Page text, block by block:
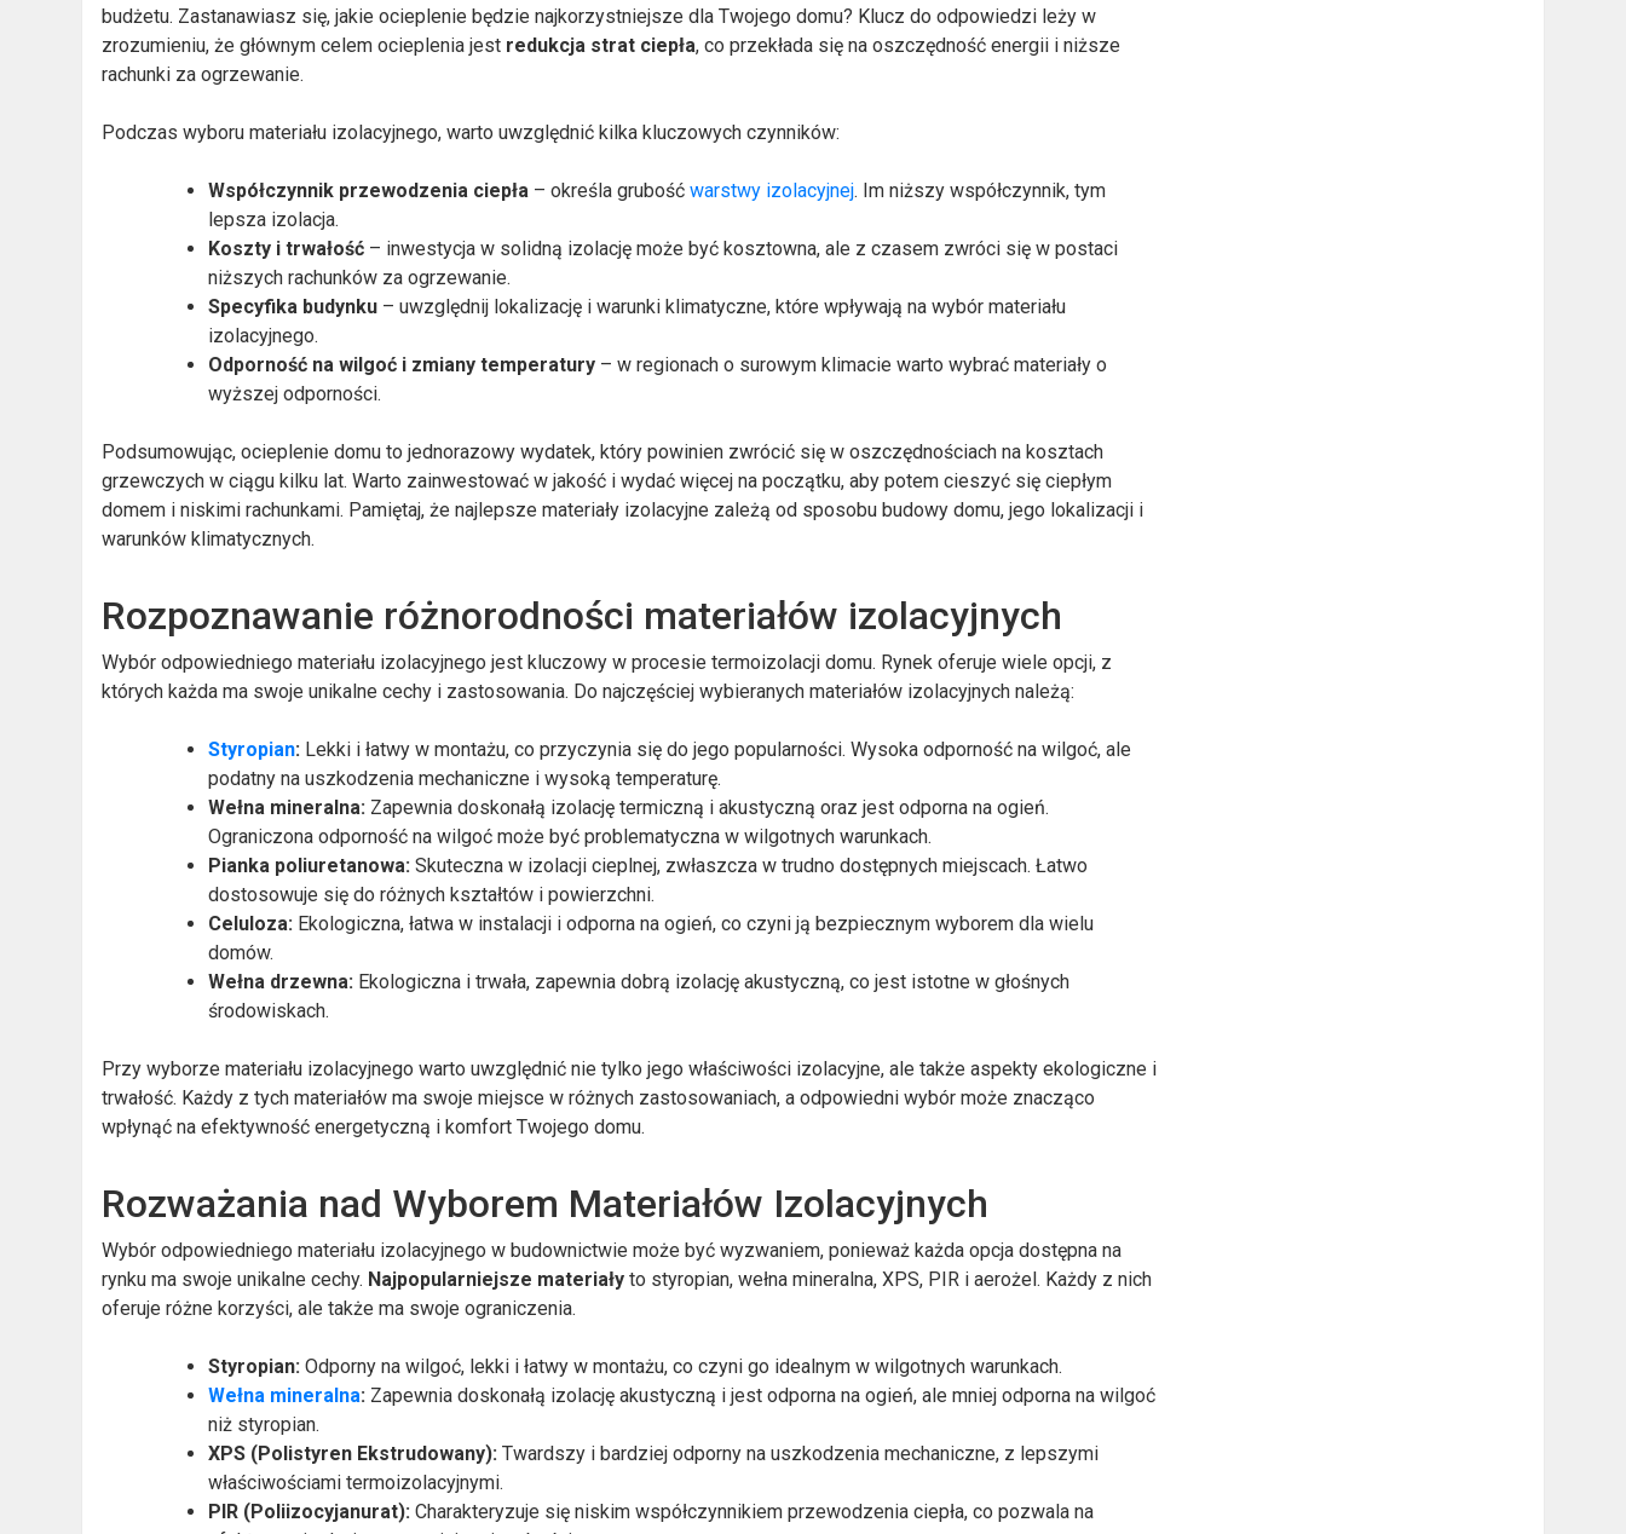
budżetu. Zastanawiasz się, jakie ocieplenie będzie najkorzystniejsze dla Twojego domu? Klucz do odpowiedzi leży w
zrozumieniu, że głównym celem ocieplenia jest redukcja strat ciepła, co przekłada się na oszczędność energii i niższe
rachunki za ogrzewanie.
Podczas wyboru materiału izolacyjnego, warto uwzględnić kilka kluczowych czynników:
Współczynnik przewodzenia ciepła – określa grubośćwarstwy izolacyjnej. Im niższy współczynnik, tym
lepsza izolacja.
Koszty i trwałość – inwestycja w solidną izolację może być kosztowna, ale z czasem zwróci się w postaci
niższych rachunków za ogrzewanie.
Specyfika budynku – uwzględnij lokalizację i warunki klimatyczne, które wpływają na wybór materiału
izolacyjnego.
Odporność na wilgoć i zmiany temperatury – w regionach o surowym klimacie warto wybrać materiały o
wyższej odporności.
Podsumowując, ocieplenie domu to jednorazowy wydatek, który powinien zwrócić się w oszczędnościach na kosztach
grzewczych w ciągu kilku lat. Warto zainwestować w jakość i wydać więcej na początku, aby potem cieszyć się ciepłym
domem i niskimi rachunkami. Pamiętaj, że najlepsze materiały izolacyjne zależą od sposobu budowy domu, jego lokalizacji i
warunków klimatycznych.
Rozpoznawanie różnorodności materiałów izolacyjnych
Wybór odpowiedniego materiału izolacyjnego jest kluczowy w procesie termoizolacji domu. Rynek oferuje wiele opcji, z
których każda ma swoje unikalne cechy i zastosowania. Do najczęściej wybieranych materiałów izolacyjnych należą:
Styropian: Lekki i łatwy w montażu, co przyczynia się do jego popularności. Wysoka odporność na wilgoć, ale
podatny na uszkodzenia mechaniczne i wysoką temperaturę.
Wełna mineralna: Zapewnia doskonałą izolację termiczną i akustyczną oraz jest odporna na ogień.
Ograniczona odporność na wilgoć może być problematyczna w wilgotnych warunkach.
Pianka poliuretanowa: Skuteczna w izolacji cieplnej, zwłaszcza w trudno dostępnych miejscach. Łatwo
dostosowuje się do różnych kształtów i powierzchni.
Celuloza: Ekologiczna, łatwa w instalacji i odporna na ogień, co czyni ją bezpiecznym wyborem dla wielu
domów.
Wełna drzewna: Ekologiczna i trwała, zapewnia dobrą izolację akustyczną, co jest istotne w głośnych
środowiskach.
Przy wyborze materiału izolacyjnego warto uwzględnić nie tylko jego właściwości izolacyjne, ale także aspekty ekologiczne i
trwałość. Każdy z tych materiałów ma swoje miejsce w różnych zastosowaniach, a odpowiedni wybór może znacząco
wpłynąć na efektywność energetyczną i komfort Twojego domu.
Rozważania nad Wyborem Materiałów Izolacyjnych
Wybór odpowiedniego materiału izolacyjnego w budownictwie może być wyzwaniem, ponieważ każda opcja dostępna na
rynku ma swoje unikalne cechy. Najpopularniejsze materiały to styropian, wełna mineralna, XPS, PIR i aerożel. Każdy z nich
oferuje różne korzyści, ale także ma swoje ograniczenia.
Styropian: Odporny na wilgoć, lekki i łatwy w montażu, co czyni go idealnym w wilgotnych warunkach.
Wełna mineralna: Zapewnia doskonałą izolację akustyczną i jest odporna na ogień, ale mniej odporna na wilgoć
niż styropian.
XPS (Polistyren Ekstrudowany): Twardszy i bardziej odporny na uszkodzenia mechaniczne, z lepszymi
właściwościami termoizolacyjnymi.
PIR (Poliizocyjanurat): Charakteryzuje się niskim współczynnikiem przewodzenia ciepła, co pozwala na